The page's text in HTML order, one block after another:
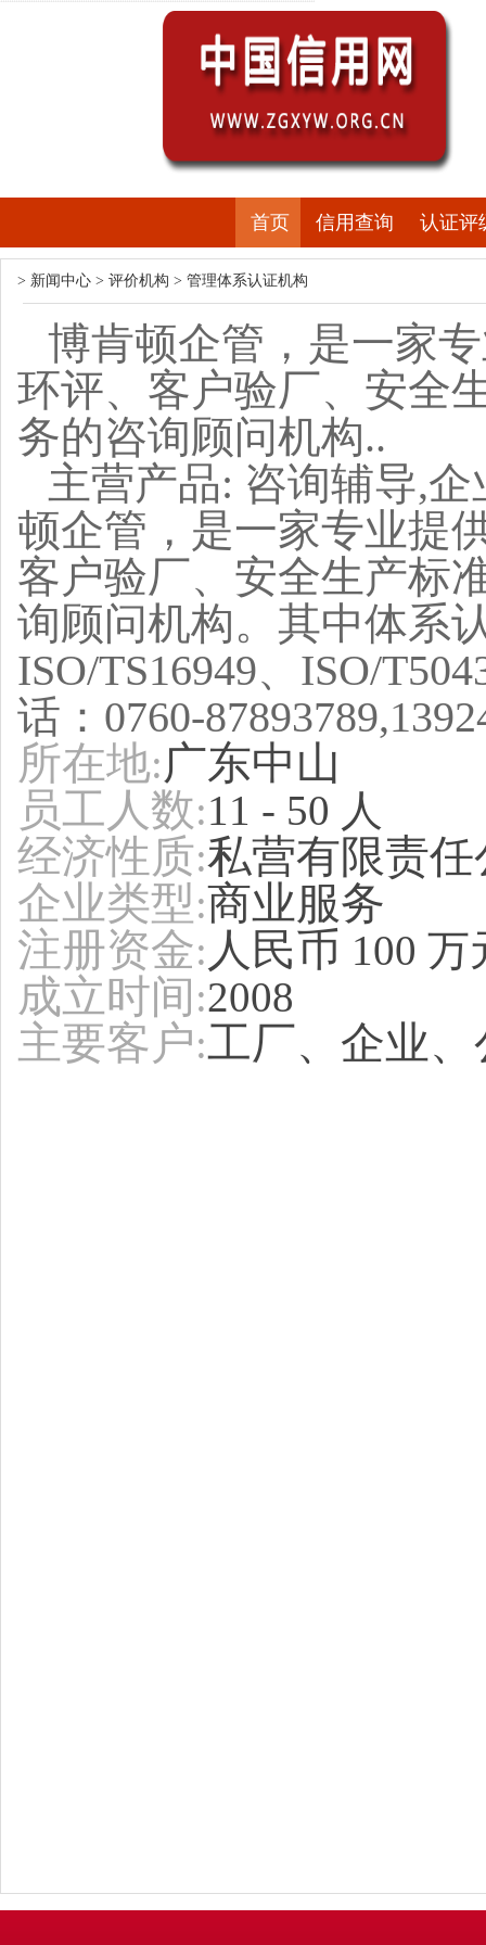
首页 信用查询 认证评
> 新闻中心 > 评价机构 > 管理体系认证机构
博肯顿企管，是一家
环评、客户验厂、安全
务的咨询顾问机构..
主营产品: 咨询辅导,
顿企管，是一家专业提
客户验厂、安全生产标
询顾问机构。其中体系
ISO/TS16949、ISO/
话：0760-
所在地:广东中山
员工人数:11 - 50 人
经济性质:私营有限责任
企业类型:商业服务
注册资金: 人民币 100 万
成立时间:2008
主要客户:工厂、企业